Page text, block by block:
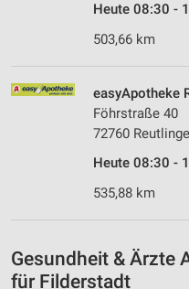
Heute 08:30 -
503,66 km
easyApotheke
Föhrstraße 40
72760
Heute 08:30 -
535,88 km
Gesundheit & Ärzte
für Filderstadt
Analyse von Zielgruppen
Kombinationen von Daten
Entwicklung und
IAB-Besonderheiten:
Verwendung genauer
Informationen identifizieren
Nicht-IAB-Verarbeitungszwecke: